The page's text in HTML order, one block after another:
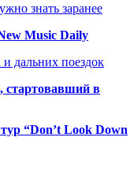
знать заранее
Music Daily
дальних поездок
стартовавший в
“Don’t Look Down